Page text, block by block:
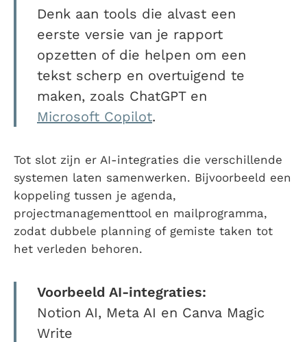
Denk aan tools die alvast een
eerste versie van je rapport
opzetten of die helpen om een
tekst scherp en overtuigend te
maken, zoals ChatGPT en
Microsoft Copilot.
Tot slot zijn er AI-integraties die verschillende
systemen laten samenwerken. Bijvoorbeeld een
koppeling tussen je agenda,
projectmanagementtool en mailprogramma,
zodat dubbele planning of gemiste taken tot
het verleden behoren.
Voorbeeld AI-integraties:
Notion AI, Meta AI en Canva Magic
Write